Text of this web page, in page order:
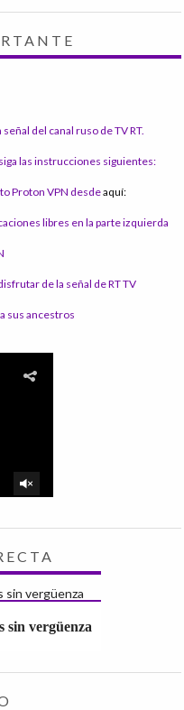
del canal ruso de TV RT.
las instrucciones siguientes:
Proton VPN desdeaquí:
libres en la parte izquierda
de la señal de RT TV
sus ancestros
sin vergüenza